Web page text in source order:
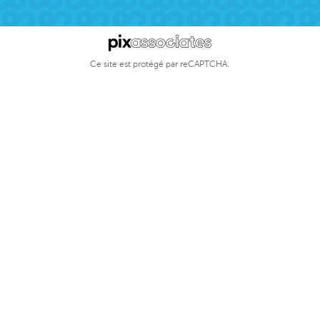
Ce site est protégé par reCAPTCHA.